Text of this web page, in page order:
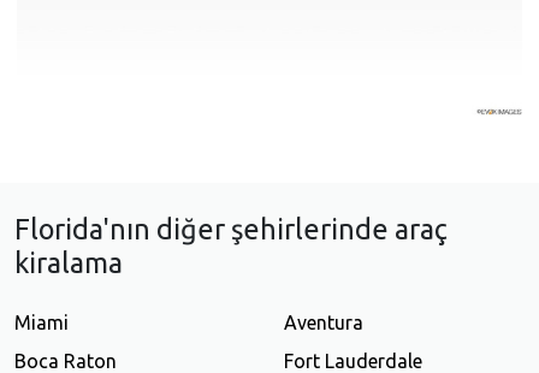
Florida'nın diğer şehirlerinde araç
kiralama
Miami
Aventura
Boca Raton
Fort Lauderdale